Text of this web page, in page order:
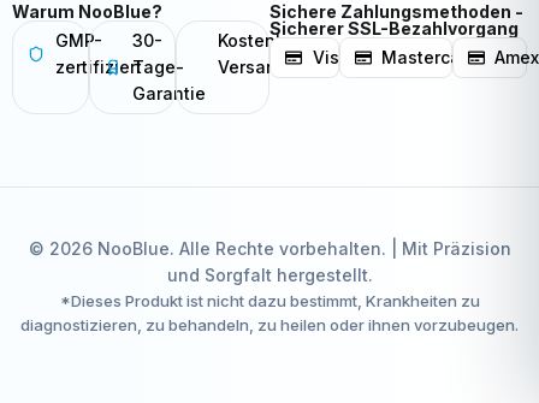
Warum NooBlue?
GMP-
zertifiziert
30-
Tage-
Garantie
Kostenloser
Versand
Sichere Zahlungsmethoden -
Sicherer SSL-Bezahlvorgang
Visa
Mastercard Amex
© 2026 NooBlue. Alle Rechte vorbehalten. | Mit Präzision
und Sorgfalt hergestellt.
*Dieses Produkt ist nicht dazu bestimmt, Krankheiten zu
diagnostizieren, zu behandeln, zu heilen oder ihnen vorzubeugen.